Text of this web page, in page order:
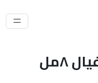
معطر للسيارات لوفيال ٨مل